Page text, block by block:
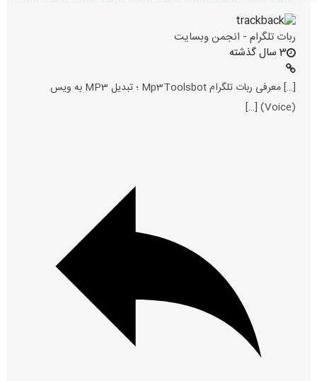
ربات تلگرام - انجمن وبسایت
3 سال گذشته
[…] معرفی ربات تلگرام Mp3Toolsbot ؛ تبدیل MP3 به ویس
(Voice) […]